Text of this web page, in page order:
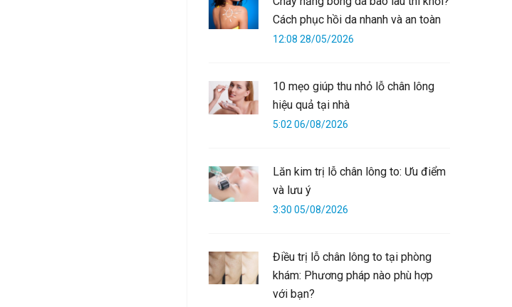
Cách phục hồi da nhanh và an toàn
12:08 28/05/2026
10 mẹo giúp thu nhỏ lỗ chân lông
hiệu quả tại nhà
5:02 06/08/2026
Lăn kim trị lỗ chân lông to: Ưu điểm
và lưu ý
3:30 05/08/2026
Điều trị lỗ chân lông to tại phòng
khám: Phương pháp nào phù hợp
với bạn?